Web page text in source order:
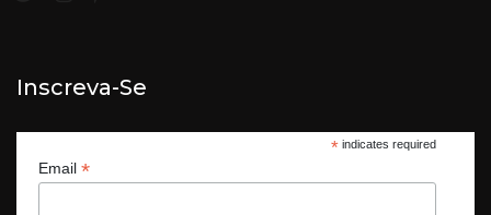
Inscreva-Se
*indicates required
Email *